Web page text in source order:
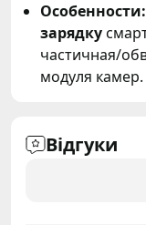
Особенности:
зарядку
частичная/
модуля камер.
Відгуки